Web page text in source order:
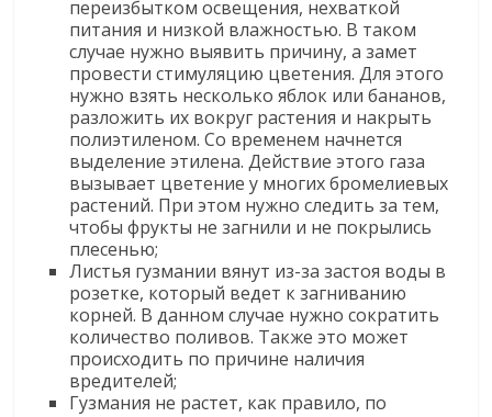
переизбытком освещения, нехваткой
питания и низкой влажностью. В таком
случае нужно выявить причину, а замет
провести стимуляцию цветения. Для этого
нужно взять несколько яблок или бананов,
разложить их вокруг растения и накрыть
полиэтиленом. Со временем начнется
выделение этилена. Действие этого газа
вызывает цветение у многих бромелиевых
растений. При этом нужно следить за тем,
чтобы фрукты не загнили и не покрылись
плесенью;
Листья гузмании вянут из-за застоя воды в
розетке, который ведет к загниванию
корней. В данном случае нужно сократить
количество поливов. Также это может
происходить по причине наличия
вредителей;
Гузмания не растет, как правило, по